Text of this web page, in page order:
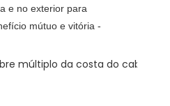
e no exterior para
mútuo e vitória -